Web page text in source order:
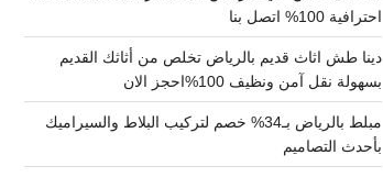
احترافية 100% اتصل بنا
دينا طش اثاث قديم بالرياض تخلص من أثاثك القديم
بسهولة نقل آمن ونظيف 100%احجز الان
مبلط بالرياض بـ34% خصم لتركيب البلاط والسيراميك
بأحدث التصاميم